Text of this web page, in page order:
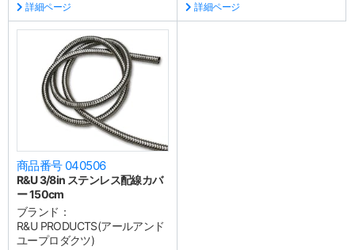
詳細ページ
詳細ページ
商品番号 040506
R&U 3/8in ステンレス配線カバ
ー 150cm
ブランド：
R&U PRODUCTS(アールアンド
ユープロダクツ)